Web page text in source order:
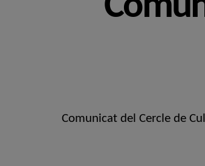
Comunicat del Cercle de